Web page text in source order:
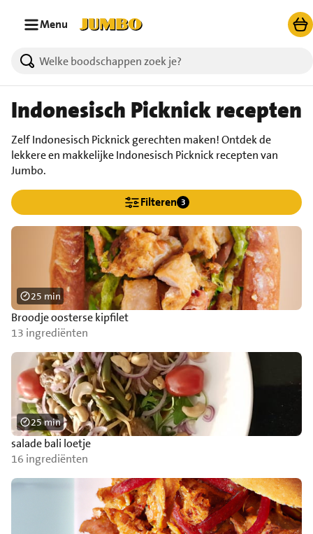
Menu
Indonesisch Picknick recepten
Zelf Indonesisch Picknick gerechten maken! Ontdek de
lekkere en makkelijke Indonesisch Picknick recepten van
Jumbo.
Filteren 3
Broodje oosterse kipfilet
13 ingrediënten
25 min
salade bali loetje
16 ingrediënten
25 min